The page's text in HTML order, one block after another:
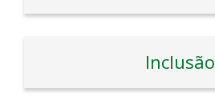
Inclusão